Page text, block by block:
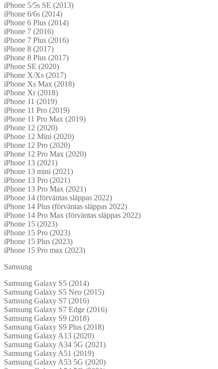
iPhone 5/5s SE (2013)
iPhone 6/6s (2014)
iPhone 6 Plus (2014)
iPhone 7 (2016)
iPhone 7 Plus (2016)
iPhone 8 (2017)
iPhone 8 Plus (2017)
iPhone SE (2020)
iPhone X/Xs (2017)
iPhone Xs Max (2018)
iPhone Xr (2018)
iPhone 11 (2019)
iPhone 11 Pro (2019)
iPhone 11 Pro Max (2019)
iPhone 12 (2020)
iPhone 12 Mini (2020)
iPhone 12 Pro (2020)
iPhone 12 Pro Max (2020)
iPhone 13 (2021)
iPhone 13 mini (2021)
iPhone 13 Pro (2021)
iPhone 13 Pro Max (2021)
iPhone 14 (förväntas släppas 2022)
iPhone 14 Plus (förväntas släppas 2022)
iPhone 14 Pro Max (förväntas släppas 2022)
iPhone 15 (2023)
iPhone 15 Pro (2023)
iPhone 15 Plus (2023)
iPhone 15 Pro max (2023)
Samsung
Samsung Galaxy S5 (2014)
Samsung Galaxy S5 Neo (2015)
Samsung Galaxy S7 (2016)
Samsung Galaxy S7 Edge (2016)
Samsung Galaxy S9 (2018)
Samsung Galaxy S9 Plus (2018)
Samsung Galaxy A13 (2020)
Samsung Galaxy A34 5G (2021)
Samsung Galaxy A51 (2019)
Samsung Galaxy A53 5G (2020)